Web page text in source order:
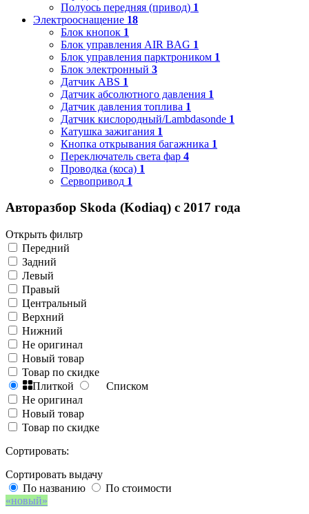
Полуось передняя (привод) 1
Электрооснащение 18
Блок кнопок 1
Блок управления AIR BAG 1
Блок управления парктроником 1
Блок электронный 3
Датчик ABS 1
Датчик абсолютного давления 1
Датчик давления топлива 1
Датчик кислородный/Lambdasonde 1
Катушка зажигания 1
Кнопка открывания багажника 1
Переключатель света фар 4
Проводка (коса) 1
Сервопривод 1
Авторазбор Skoda (Kodiaq) с 2017 года
Открыть фильтр
Передний
Задний
Левый
Правый
Центральный
Верхний
Нижний
Не оригинал
Новый товар
Товар по скидке
Плиткой
Списком
Не оригинал
Новый товар
Товар по скидке
Сортировать:
Сортировать выдачу
По названию
По стоимости
новый